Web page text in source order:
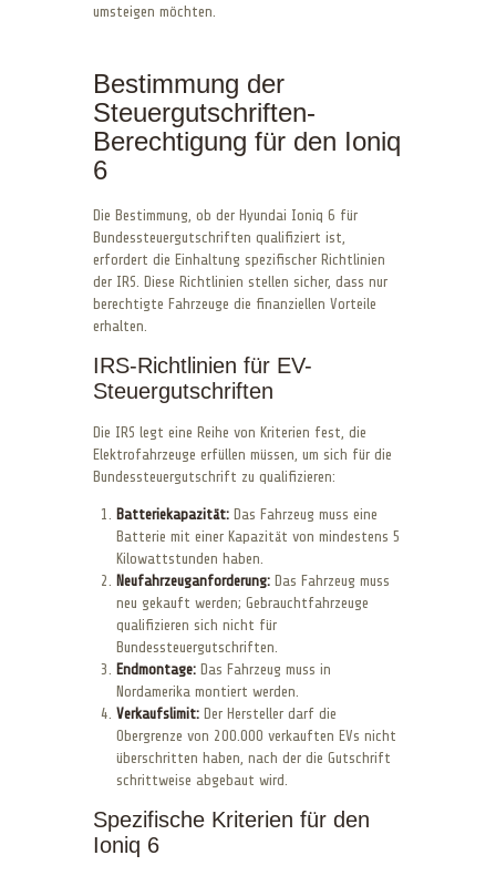
umsteigen möchten.
Bestimmung der
Steuergutschriften-
Berechtigung für den Ioniq
6
Die Bestimmung, ob der Hyundai Ioniq 6 für
Bundessteuergutschriften qualifiziert ist,
erfordert die Einhaltung spezifischer Richtlinien
der IRS. Diese Richtlinien stellen sicher, dass nur
berechtigte Fahrzeuge die finanziellen Vorteile
erhalten.
IRS-Richtlinien für EV-
Steuergutschriften
Die IRS legt eine Reihe von Kriterien fest, die
Elektrofahrzeuge erfüllen müssen, um sich für die
Bundessteuergutschrift zu qualifizieren:
Batteriekapazität: Das Fahrzeug muss eine
Batterie mit einer Kapazität von mindestens 5
Kilowattstunden haben.
Neufahrzeuganforderung: Das Fahrzeug muss
neu gekauft werden; Gebrauchtfahrzeuge
qualifizieren sich nicht für
Bundessteuergutschriften.
Endmontage: Das Fahrzeug muss in
Nordamerika montiert werden.
Verkaufslimit: Der Hersteller darf die
Obergrenze von 200.000 verkauften EVs nicht
überschritten haben, nach der die Gutschrift
schrittweise abgebaut wird.
Spezifische Kriterien für den
Ioniq 6